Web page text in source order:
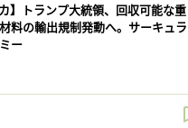
カ】トランプ大統領、回収可能な重
料の輸出規制発動へ。サーキュラ
ー